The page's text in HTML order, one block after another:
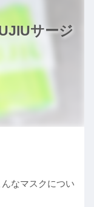
サージ
なマスクについ